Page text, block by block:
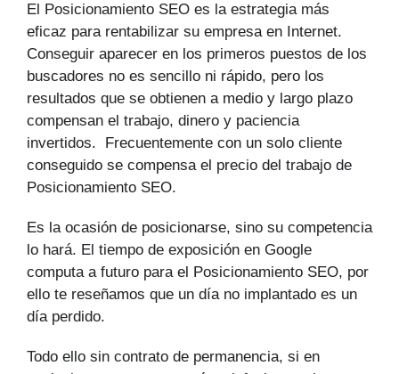
El Posicionamiento SEO es la estrategia más
eficaz para rentabilizar su empresa en Internet.
Conseguir aparecer en los primeros puestos de los
buscadores no es sencillo ni rápido, pero los
resultados que se obtienen a medio y largo plazo
compensan el trabajo, dinero y paciencia
invertidos. Frecuentemente con un solo cliente
conseguido se compensa el precio del trabajo de
Posicionamiento SEO.
Es la ocasión de posicionarse, sino su competencia
lo hará. El tiempo de exposición en Google
computa a futuro para el Posicionamiento SEO, por
ello te reseñamos que un día no implantado es un
día perdido.
Todo ello sin contrato de permanencia, si en